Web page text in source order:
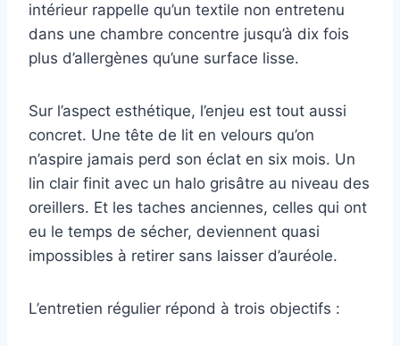
intérieur rappelle qu’un textile non entretenu
dans une chambre concentre jusqu’à dix fois
plus d’allergènes qu’une surface lisse.
Sur l’aspect esthétique, l’enjeu est tout aussi
concret. Une tête de lit en velours qu’on
n’aspire jamais perd son éclat en six mois. Un
lin clair finit avec un halo grisâtre au niveau des
oreillers. Et les taches anciennes, celles qui ont
eu le temps de sécher, deviennent quasi
impossibles à retirer sans laisser d’auréole.
L’entretien régulier répond à trois objectifs :